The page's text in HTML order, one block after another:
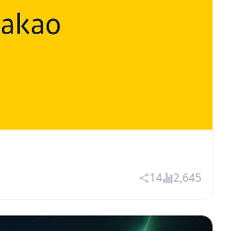
매출 2조985억·영업
기 최대
14 2,645